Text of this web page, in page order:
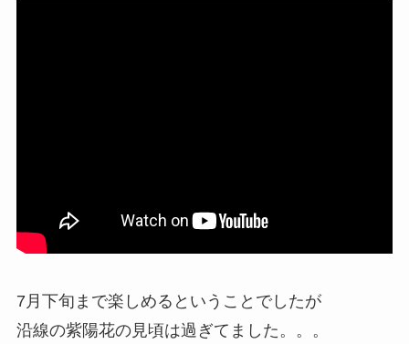
7月下旬まで楽しめるということでしたが
沿線の紫陽花の見頃は過ぎてました。。。